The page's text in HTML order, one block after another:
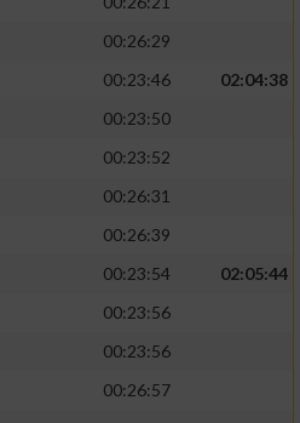
00:26:29
00:23:46
02:04:38
00:23:50
00:23:52
00:26:31
00:26:39
00:23:54
02:05:44
00:23:56
00:23:56
00:26:57